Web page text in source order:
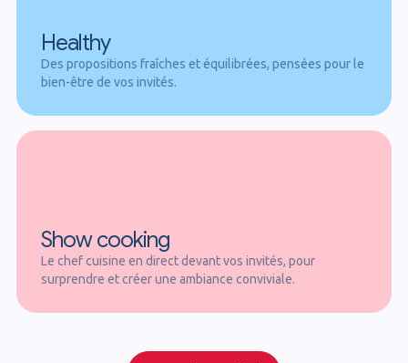
Healthy
Des propositions fraîches et équilibrées, pensées pour le
bien-être de vos invités.
Show cooking
Le chef cuisine en direct devant vos invités, pour
surprendre et créer une ambiance conviviale.